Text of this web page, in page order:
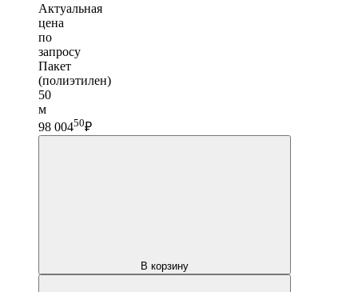
Актуальная
цена
по
запросу
Пакет
(полиэтилен)
50
м
98 00450₽
В корзину